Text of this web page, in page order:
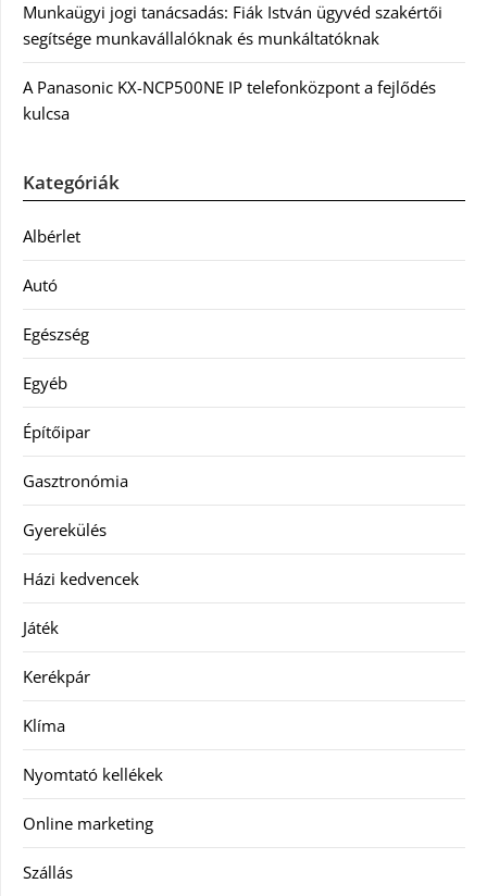
Munkaügyi jogi tanácsadás: Fiák István ügyvéd szakértői
segítsége munkavállalóknak és munkáltatóknak
A Panasonic KX-NCP500NE IP telefonközpont a fejlődés
kulcsa
Kategóriák
Albérlet
Autó
Egészség
Egyéb
Építőipar
Gasztronómia
Gyerekülés
Házi kedvencek
Játék
Kerékpár
Klíma
Nyomtató kellékek
Online marketing
Szállás